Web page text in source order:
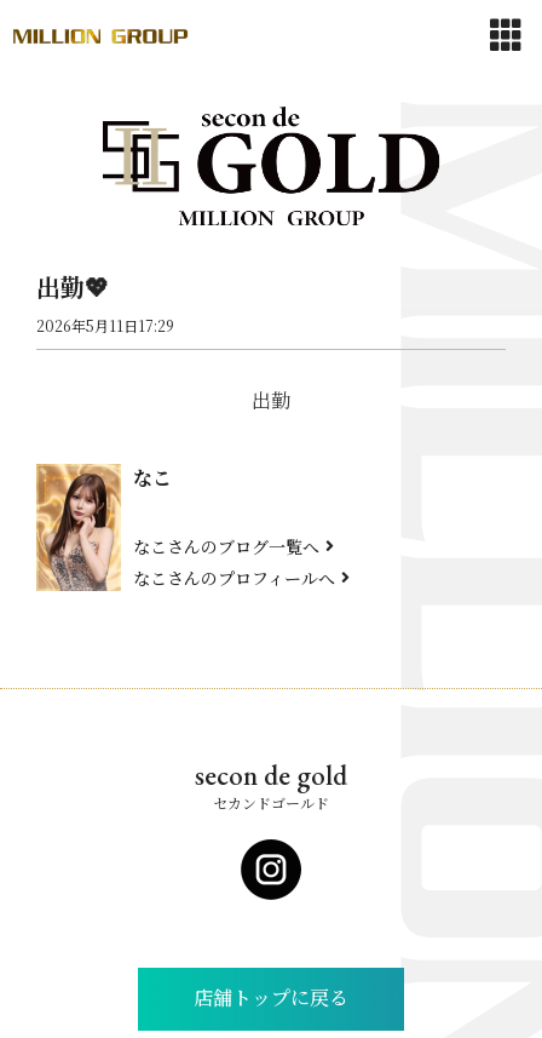
出勤💖
2026年5月11日17:29
出勤
なこ
なこさんのブログ一覧へ
なこさんのプロフィールへ
secon de gold
セカンドゴールド
店舗トップに戻る